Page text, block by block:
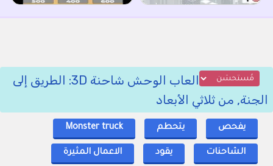
العاب الوحش شاحنة 3D: الطريق إلى
الجنة, من ثلاثي الأبعاد
يفحص يتحطم Monster truck
الشاحنات يقود الاعمال المثيرة